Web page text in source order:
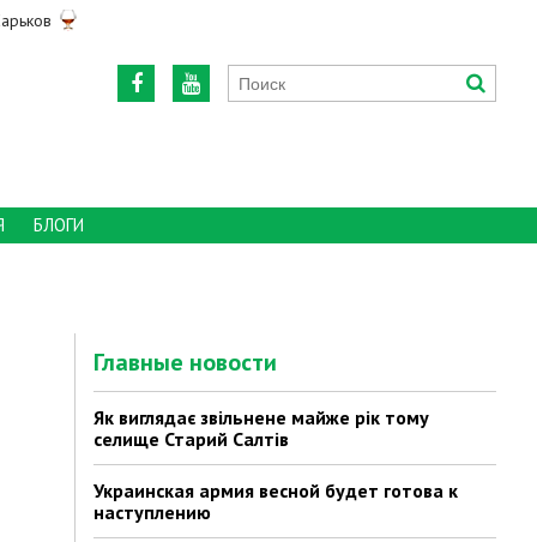
БЛОГИ
Главные новости
Як виглядає звільнене майже рік тому
селище Старий Салтів
Украинская армия весной будет готова к
наступлению